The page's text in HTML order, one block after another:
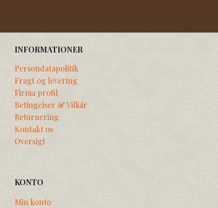
INFORMATIONER
Persondatapolitik
Fragt og levering
Firma profil
Betingelser & Vilkår
Returnering
Kontakt os
Oversigt
KONTO
Min konto